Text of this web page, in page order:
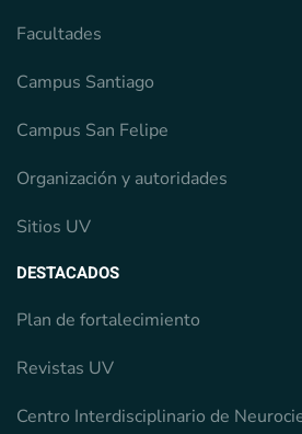
Facultades
Campus Santiago
Campus San Felipe
Organización y autoridades
Sitios UV
DESTACADOS
Plan de fortalecimiento
Revistas UV
Centro Interdisciplinario de